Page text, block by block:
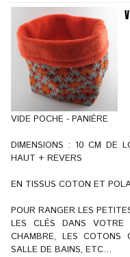
VIDE POCHE - PANIÈRE
DIMENSIONS : 10 CM DE
HAUT + REVERS
EN TISSUS COTON ET
POUR RANGER LES
LES CLÉS DANS VOTRE
CHAMBRE, LES COTONS
SALLE DE BAINS, ETC…